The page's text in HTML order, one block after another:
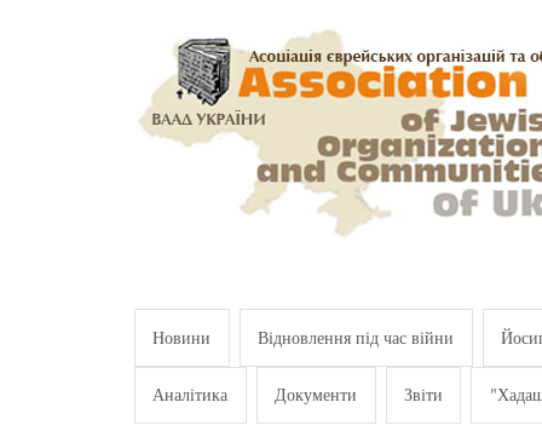
Новини Відновлення під час війни
Аналітика Документи Звіти